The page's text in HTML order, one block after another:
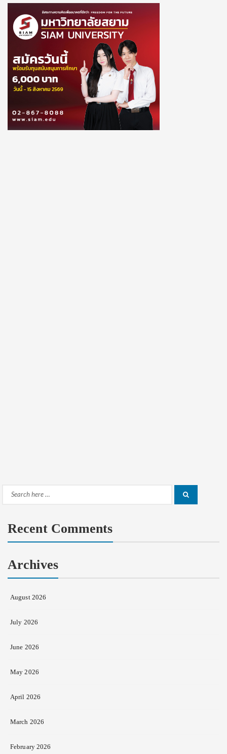
Search
Recent Comments
Archives
August 2026
July 2026
June 2026
May 2026
April 2026
March 2026
February 2026